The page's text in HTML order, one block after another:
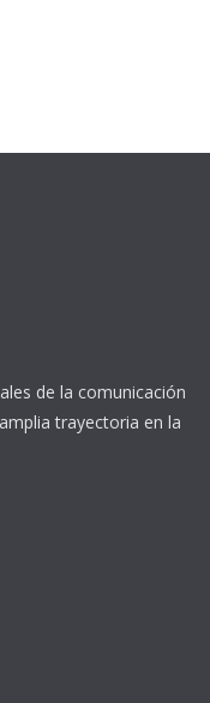
de la comunicación
trayectoria en la